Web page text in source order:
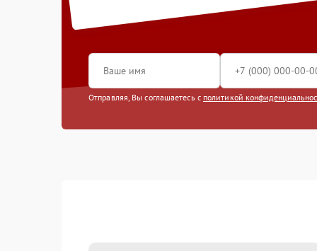
Отправляя, Вы соглашаетесь с политикой